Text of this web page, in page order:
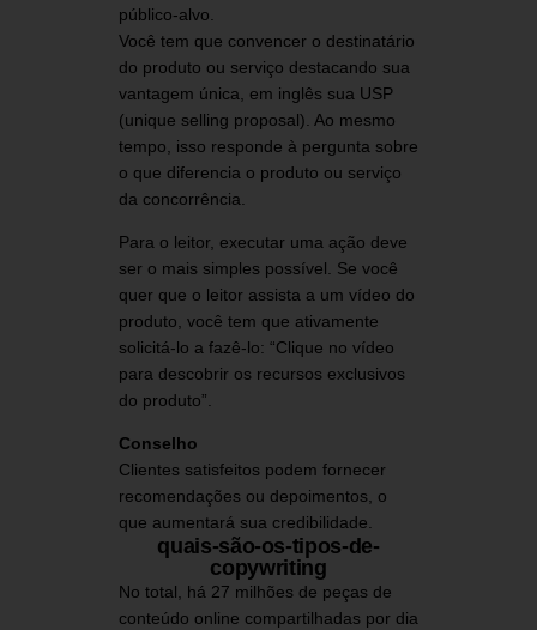
público-alvo.
Você tem que convencer o destinatário
do produto ou serviço destacando sua
vantagem única, em inglês sua USP
(unique selling proposal). Ao mesmo
tempo, isso responde à pergunta sobre
o que diferencia o produto ou serviço
da concorrência.
Para o leitor, executar uma ação deve
ser o mais simples possível. Se você
quer que o leitor assista a um vídeo do
produto, você tem que ativamente
solicitá-lo a fazê-lo: “Clique no vídeo
para descobrir os recursos exclusivos
do produto”.
Conselho
Clientes satisfeitos podem fornecer
recomendações ou depoimentos, o
que aumentará sua credibilidade.
quais-são-os-tipos-de-
copywriting
No total, há 27 milhões de peças de
conteúdo online compartilhadas por dia